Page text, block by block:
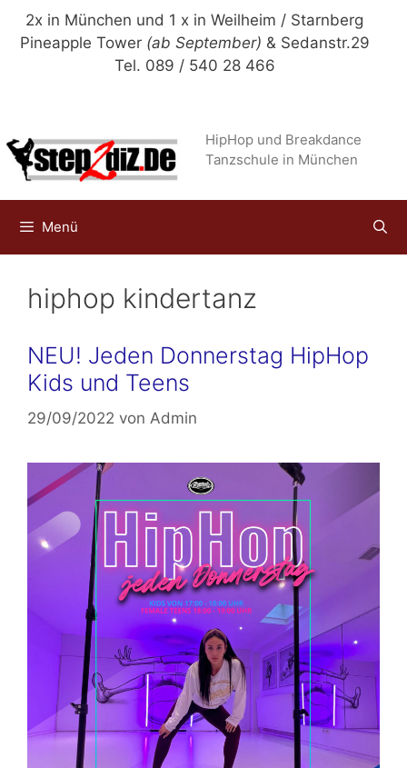
Zum
Inhalt
2x in München und 1 x in Weilheim / Starnberg
Pineapple Tower (ab September) & Sedanstr.29
Tel. 089 / 540 28 466
HipHop und Breakdance
Tanzschule in München
Menü
hiphop kindertanz
NEU! Jeden Donnerstag HipHop
Kids und Teens
29/09/2022 von Admin